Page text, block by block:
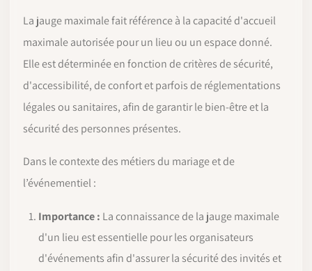
La jauge maximale fait référence à la capacité d'accueil
maximale autorisée pour un lieu ou un espace donné.
Elle est déterminée en fonction de critères de sécurité,
d'accessibilité, de confort et parfois de réglementations
légales ou sanitaires, afin de garantir le bien-être et la
sécurité des personnes présentes.
Dans le contexte des métiers du mariage et de
l’événementiel :
Importance : La connaissance de la jauge maximale
d'un lieu est essentielle pour les organisateurs
d'événements afin d'assurer la sécurité des invités et